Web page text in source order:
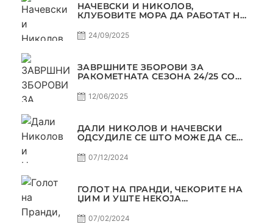
НАЧЕВСКИ И НИКОЛОВ,
КЛУБОВИТЕ МОРА ДА РАБОТАТ НА
С5Е2 ПАСИВНА
24/09/2025
ЗАВРШНИТЕ ЗБОРОВИ ЗА
РАКОМЕТНАТА СЕЗОНА 24/25 СО
С4Е11
12/06/2025
ДАЛИ НИКОЛОВ И НАЧЕВСКИ
ОДСУДИЛЕ СЕ ШТО МОЖЕ ДА СЕ
07/12/2024
ГОЛОТ НА ПРАНДИ, ЧЕКОРИТЕ НА
ЏИМ И УШТЕ НЕКОЈА
САМО РАКОМЕТ
07/02/2024